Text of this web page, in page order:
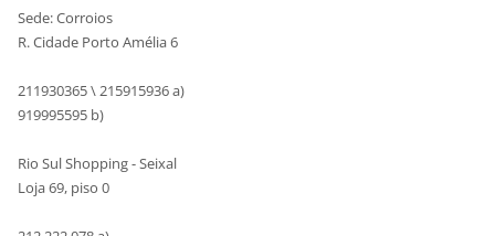
Sede: Corroios
R. Cidade Porto Amélia 6
211930365 \ 215915936 a)
919995595 b)
Rio Sul Shopping - Seixal
Loja 69, piso 0